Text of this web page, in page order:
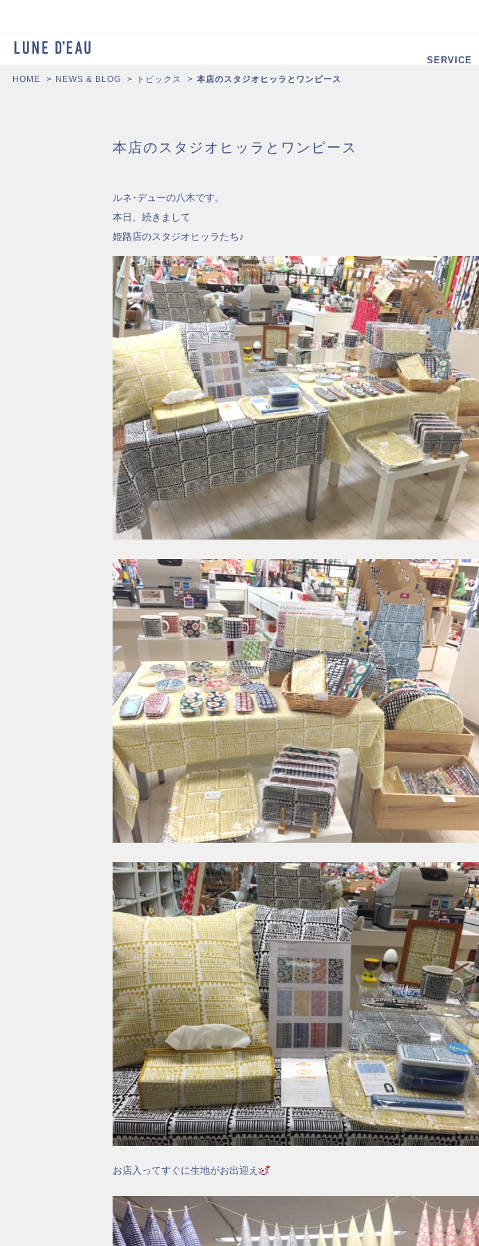
SERVICE
HOME NEWS & BLOG トピックス 本店のスタジオヒッラとワンピース
本店のスタジオヒッラとワンピース
ルネ･デューの八木です。
本日、続きまして
姫路店のスタジオヒッラたち♪
お店入ってすぐに生地がお出迎え